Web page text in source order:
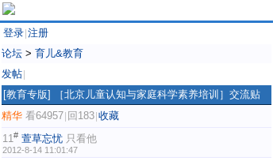
登录 注册
论坛 > 育儿&教育
发帖
[教育专版]
［北京儿童认知与家庭科学素养培训］交流贴
精华 看64957 回183 收藏
11# 萱草忘忧 只看他
2012-8-14 11:01:47